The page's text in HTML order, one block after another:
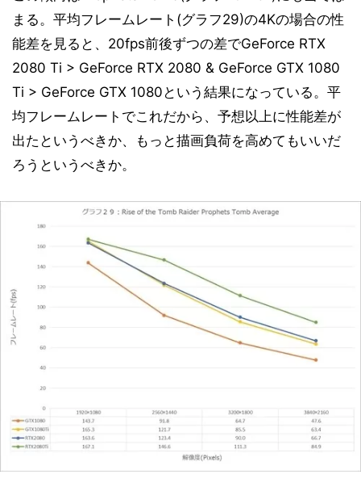
まる。平均フレームレート(グラフ29)の4Kの場合の性
能差を見ると、20fps前後ずつの差でGeForce RTX
2080 Ti > GeForce RTX 2080 & GeForce GTX 1080
Ti > GeForce GTX 1080という結果になっている。平
均フレームレートでこれだから、予想以上に性能差が
出たというべきか、もっと描画負荷を高めてもいいだ
ろうというべきか。